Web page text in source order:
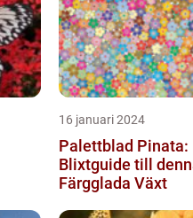
16 januari 2024
Palettblad Pinata:
Blixtguide till
Färgglada Växt